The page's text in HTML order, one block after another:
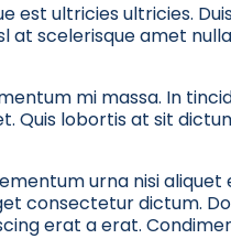
est ultricies ultricies.
at scelerisque amet
mi massa. In
Quis lobortis at sit
urna nisi aliquet
consectetur dictum.
erat a erat.